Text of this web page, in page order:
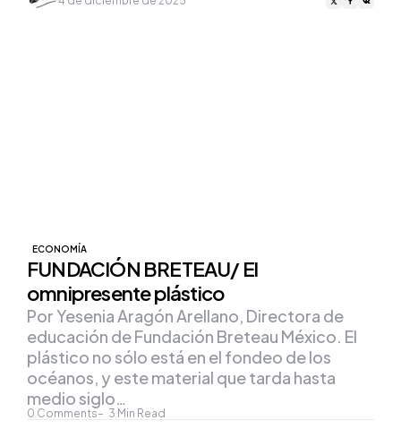
ECONOMÍA
FUNDACIÓN BRETEAU/ El
omnipresente plástico
0 Comments 3 Min Read
Por Yesenia Aragón Arellano, Directora de
educación de Fundación Breteau México. El
plástico no sólo está en el fondeo de los
océanos, y este material que tarda hasta
medio siglo…